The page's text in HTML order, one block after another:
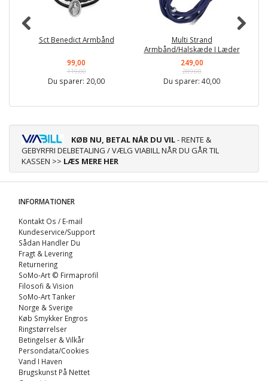
Sct Benedict Armbånd
99,00
119,00
Du sparer: 20,00
Multi Strand
Armbånd/Halskæde I Læder
249,00
289,00
Du sparer: 40,00
KØB NU, BETAL NÅR DU VIL- RENTE &
GEBYRFRI DELBETALING / VÆLG VIABILL NÅR DU GÅR TIL
KASSEN >> LÆS MERE HER
INFORMATIONER
Kontakt Os / E-mail
Kundeservice/Support
Sådan Handler Du
Fragt & Levering
Returnering
SoMo-Art © Firmaprofil
Filosofi & Vision
SoMo-Art Tanker
Norge & Sverige
Køb Smykker Engros
Ringstørrelser
Betingelser & Vilkår
Persondata/Cookies
Vand I Haven
Brugskunst På Nettet